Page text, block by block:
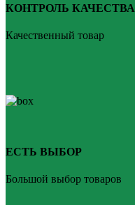
КОНТРОЛЬ КАЧЕСТВА
Качественный товар
ЕСТЬ ВЫБОР
Большой выбор товаров